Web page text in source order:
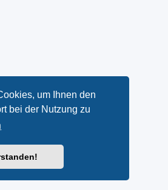
um Ihnen den
bei der Nutzung zu